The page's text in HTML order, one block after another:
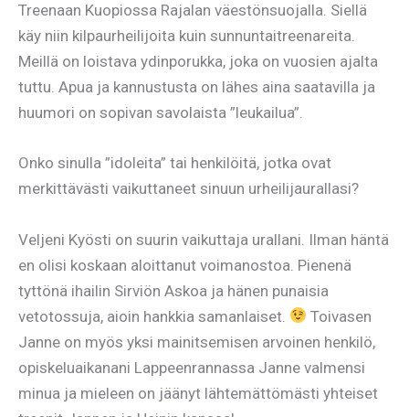
Treenaan Kuopiossa Rajalan väestönsuojalla. Siellä
käy niin kilpaurheilijoita kuin sunnuntaitreenareita.
Meillä on loistava ydinporukka, joka on vuosien ajalta
tuttu. Apua ja kannustusta on lähes aina saatavilla ja
huumori on sopivan savolaista ”leukailua”.
Onko sinulla ”idoleita” tai henkilöitä, jotka ovat
merkittävästi vaikuttaneet sinuun urheilijaurallasi?
Veljeni Kyösti on suurin vaikuttaja urallani. Ilman häntä
en olisi koskaan aloittanut voimanostoa. Pienenä
tyttönä ihailin Sirviön Askoa ja hänen punaisia
vetotossuja, aioin hankkia samanlaiset.
Toivasen
Janne on myös yksi mainitsemisen arvoinen henkilö,
opiskeluaikanani Lappeenrannassa Janne valmensi
minua ja mieleen on jäänyt lähtemättömästi yhteiset